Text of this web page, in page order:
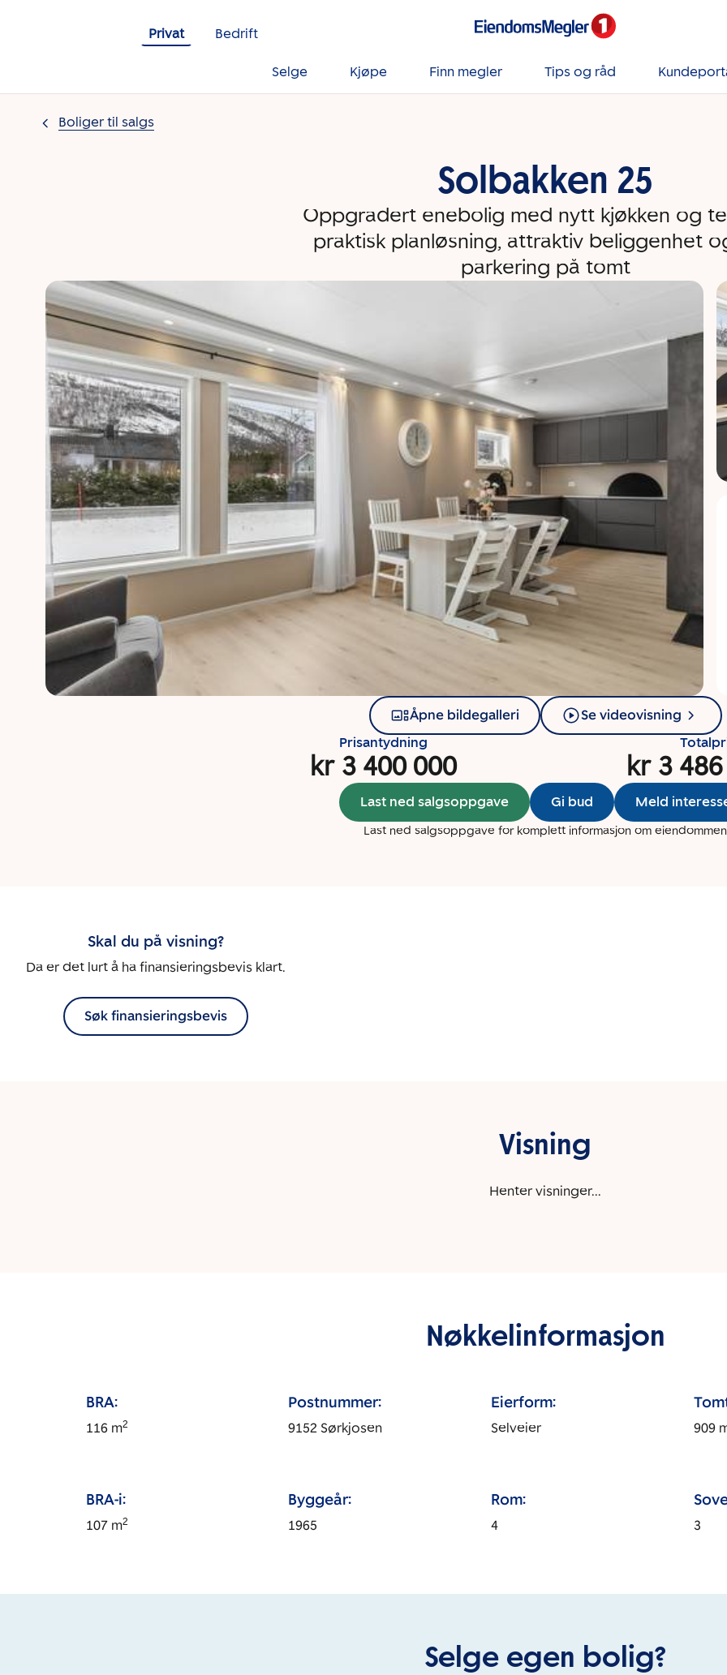
Privat
Bedrift
Selge Kjøpe Finn megler Tips og råd
Boliger til salgs
Solbakken 25
Oppgradert enebolig med nytt kjøkken og
praktisk planløsning, attraktiv beliggenhet
parkering på tomt
Åpne bildegalleri
Se videovisning
Prisantydning
kr 3 400 000 kr 3
Last ned salgsoppgave Gi bud Meld
Last ned salgsoppgave for komplett informasjon om eiendommen
Skal du på visning?
Da er det lurt å ha finansieringsbevis klart.
Søk finansieringsbevis
Visning
Henter visninger...
Nøkkelinformasjon
BRA:
116m2
Postnummer:
9152 Sørkjosen
Eierform:
Selveier 909
BRA-i:
107m2
Byggeår:
1965
Rom:
4 3
Selge egen bolig?